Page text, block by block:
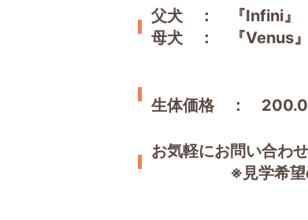
父犬 ： 『Infini』
母犬 ： 『Venus』
生体価格 ：
お気軽にお問い合わせ
※見学希望の方は